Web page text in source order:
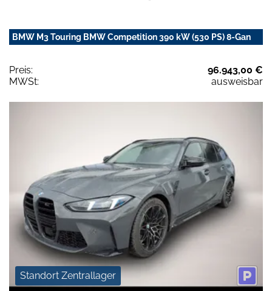
BMW M3 Touring BMW Competition 390 kW (530 PS) 8-Gan
Preis:
96.943,00 €
MWSt:
ausweisbar
Standort Zentrallager